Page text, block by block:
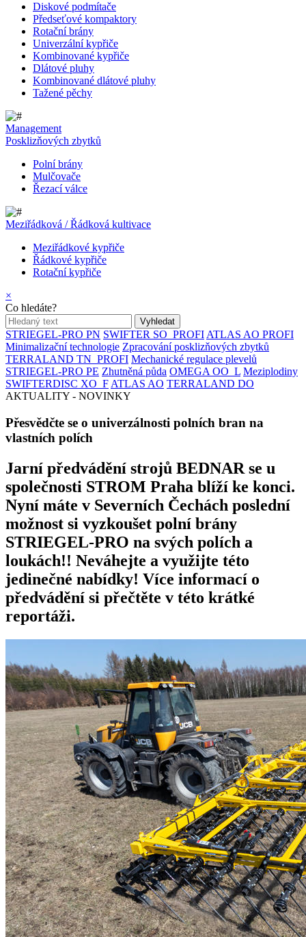
Diskové podmítače
Předseťové kompaktory
Rotační brány
Univerzální kypřiče
Kombinované kypřiče
Dlátové pluhy
Kombinované dlátové pluhy
Tažené pěchy
Management
Posklizňových zbytků
Polní brány
Mulčovače
Řezací válce
Meziřádková / Řádková kultivace
Meziřádkové kypřiče
Řádkové kypřiče
Rotační kypřiče
×
Co hledáte?
STRIEGEL-PRO PN SWIFTER SO_PROFI ATLAS AO PROFI
Minimalizační technologie Zpracování posklizňových zbytků
TERRALAND TN_PROFI Mechanické regulace plevelů
STRIEGEL-PRO PE Zhutněná půda OMEGA OO_L Meziplodiny
SWIFTERDISC XO_F ATLAS AO TERRALAND DO
AKTUALITY - NOVINKY
Přesvědčte se o univerzálnosti polních bran na
vlastních polích
Jarní předvádění strojů BEDNAR se u
společnosti STROM Praha blíží ke konci.
Nyní máte v Severních Čechách poslední
možnost si vyzkoušet polní brány
STRIEGEL-PRO na svých polích a
loukách!! Neváhejte a využijte této
jedinečné nabídky! Více informací o
předvádění si přečtěte v této krátké
reportáži.